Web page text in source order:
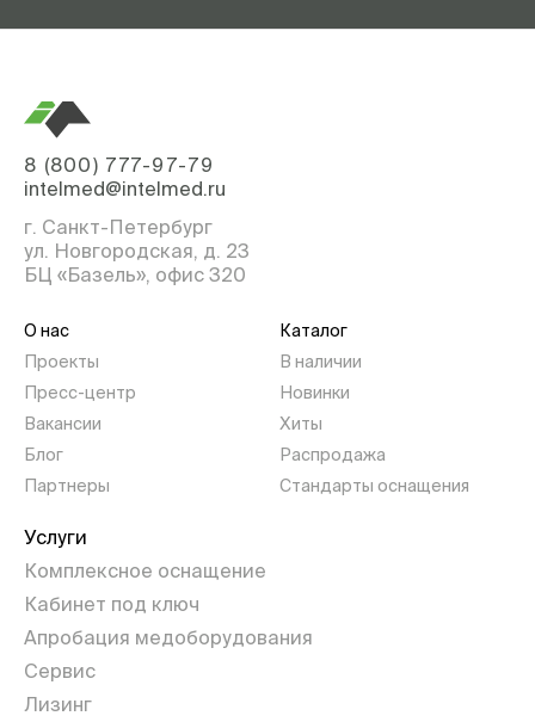
8 (800) 777-97-79
intelmed@intelmed.ru
г. Санкт-Петербург
ул. Новгородская, д. 23
БЦ «Базель», офис 320
О нас
Проекты
Пресс-центр
Вакансии
Блог
Партнеры
Каталог
В наличии
Новинки
Хиты
Распродажа
Стандарты оснащения
Услуги
Комплексное оснащение
Кабинет под ключ
Апробация медоборудования
Сервис
Лизинг